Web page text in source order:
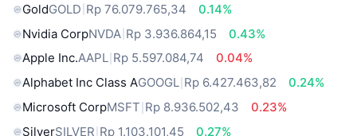
GoldGOLD Rp 76.079.765,34
0.14%
Nvidia CorpNVDA Rp 3.936.864,15
0.43%
Apple Inc.AAPL Rp 5.597.084,74
0.04%
Alphabet Inc Class AGOOGL Rp 6.427.463,82
0.24%
Microsoft CorpMSFT Rp 8.936.502,43
0.23%
SilverSILVER Rp 1.103.101,45
0.27%